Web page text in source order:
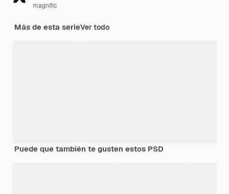
magnific
Más de esta serieVer todo
Puede que también te gusten estos PSD